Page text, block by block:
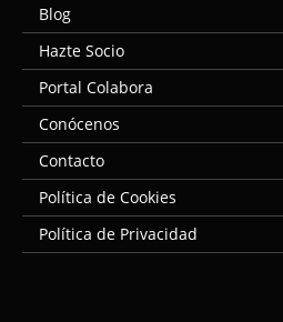
Blog
Hazte Socio
Portal Colabora
Conócenos
Contacto
Política de Cookies
Política de Privacidad